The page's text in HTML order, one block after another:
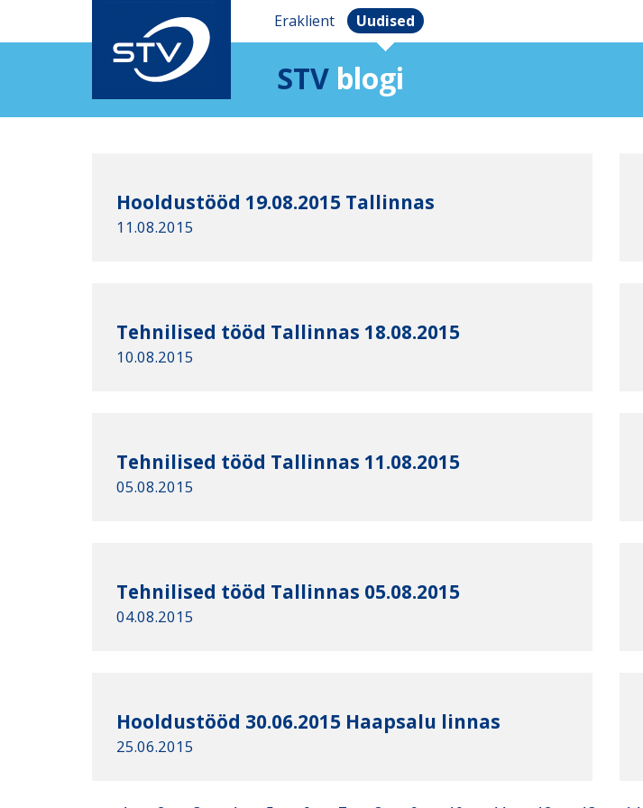
Eraklient Uudised
STV blogi
Hooldustööd 19.08.2015 Tallinnas
11.08.2015
Tehnilised tööd Tallinnas 18.08.2015
10.08.2015
Tehnilised tööd Tallinnas 11.08.2015
05.08.2015
Tehnilised tööd Tallinnas 05.08.2015
04.08.2015
Hooldustööd 30.06.2015 Haapsalu linnas
25.06.2015